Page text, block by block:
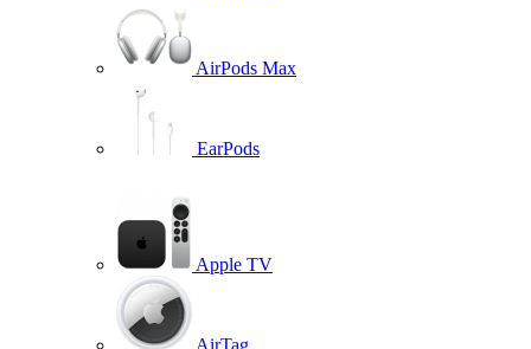
AirPods Max
EarPods
Apple TV